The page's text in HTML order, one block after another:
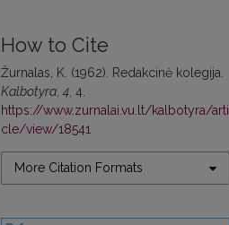
How to Cite
Žurnalas, K. (1962). Redakcinė kolegija.
Kalbotyra ,4 , 4.
https://www.zurnalai.vu.lt/kalbotyra/arti
cle/view/18541
More Citation Formats